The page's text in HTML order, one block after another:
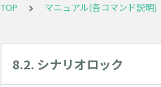
TOP マニュアル(各コマンド説明)
8.2. シナリオロック